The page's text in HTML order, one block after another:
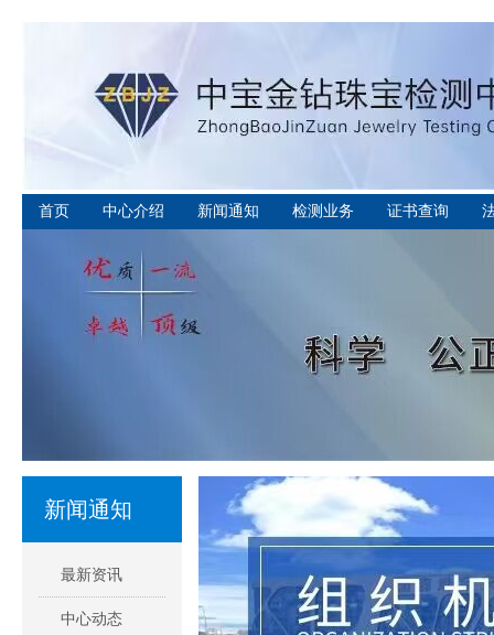
首页 中心介绍 新闻通知 检测业务 证书查询
新闻通知
最新资讯
中心动态